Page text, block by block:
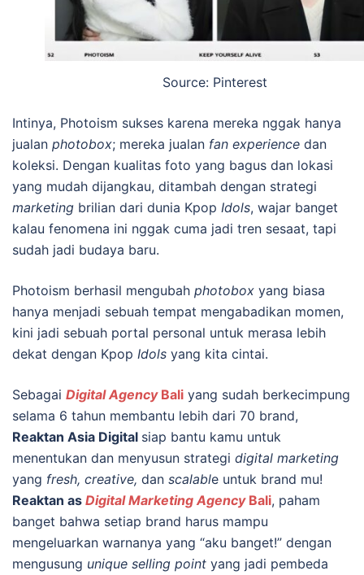
Source: Pinterest
Intinya, Photoism sukses karena mereka nggak hanya
jualan photobox; mereka jualan fan experience dan
koleksi. Dengan kualitas foto yang bagus dan lokasi
yang mudah dijangkau, ditambah dengan strategi
marketing brilian dari dunia Kpop Idols, wajar banget
kalau fenomena ini nggak cuma jadi tren sesaat, tapi
sudah jadi budaya baru.
Photoism berhasil mengubah photobox yang biasa
hanya menjadi sebuah tempat mengabadikan momen,
kini jadi sebuah portal personal untuk merasa lebih
dekat dengan Kpop Idols yang kita cintai.
Sebagai Digital Agency Bali yang sudah berkecimpung
selama 6 tahun membantu lebih dari 70 brand,
Reaktan Asia Digital siap bantu kamu untuk
menentukan dan menyusun strategi digital marketing
yang fresh, creative, dan scalable untuk brand mu!
Reaktan as Digital Marketing Agency Bali, paham
banget bahwa setiap brand harus mampu
mengeluarkan warnanya yang “aku banget!” dengan
mengusung unique selling point yang jadi pembeda